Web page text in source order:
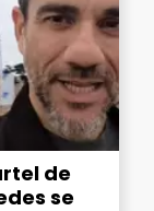
de
se